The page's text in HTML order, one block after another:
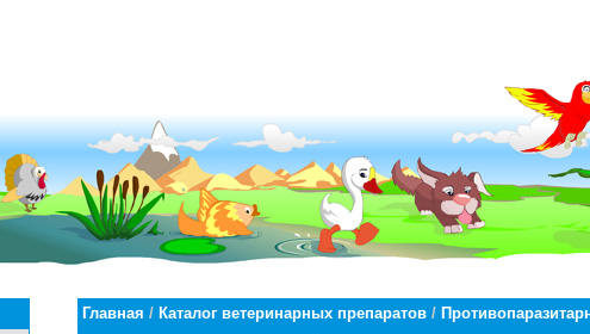
Главная / Каталог ветеринарных препаратов /